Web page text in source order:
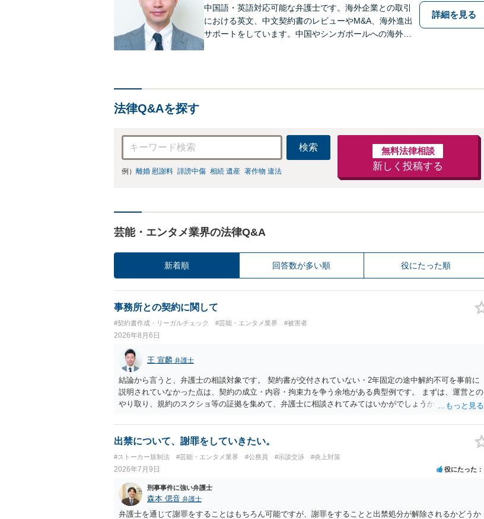
中国語・英語対応可能な弁護士です。海外企業との取引
における英文、中文契約書のレビューやM&A、海外進出
サポートをしています。中国やシンガポールへの海外留
詳細を見る
法律Q&Aを探す
検索
例） 離婚 慰謝料 誹謗中傷 相続 遺産 著作物 違法
無料法律相談
新しく投稿する
芸能・エンタメ業界の法律Q&A
新着順 回答数が多い順 役にたった順
事務所との契約に関して
#契約書作成・リーガルチェック #芸能・エンタメ業界 #被害者
2026年8月6日
王 宣麟 弁護士
結論から言うと、弁護士の相談対象です。 契約書が交付されていない・2年固定の途中解約不可を事前に
説明されていなかった点は、契約の成立・内容・拘束力を争う余地がある典型例です。 まずは、運営との
やり取り、規約のスクショ等の証拠を集めて、弁護士に相談されてみてはいかがでしょうか。 また同時並
出禁について、謝罪をしていきたい。
#ストーカー規制法 #芸能・エンタメ業界 #公務員 #示談交渉 #炎上対策
2026年7月9日 役にたった
刑事事件に強い弁護士
森本 偲音 弁護士
弁護士を通じて謝罪をすることはもちろん可能ですが、謝罪をすることと出禁処分が解除されるかどうか